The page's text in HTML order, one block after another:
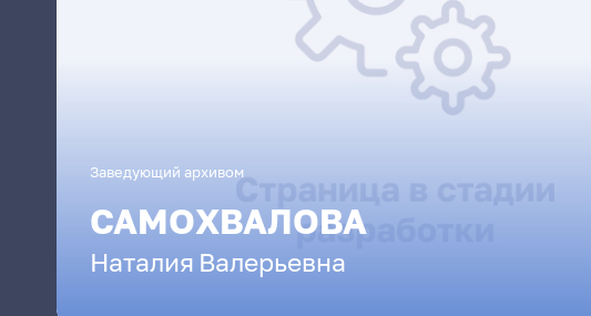
Заведующий архивом
САМОХВАЛОВА
Наталия Валерьевна